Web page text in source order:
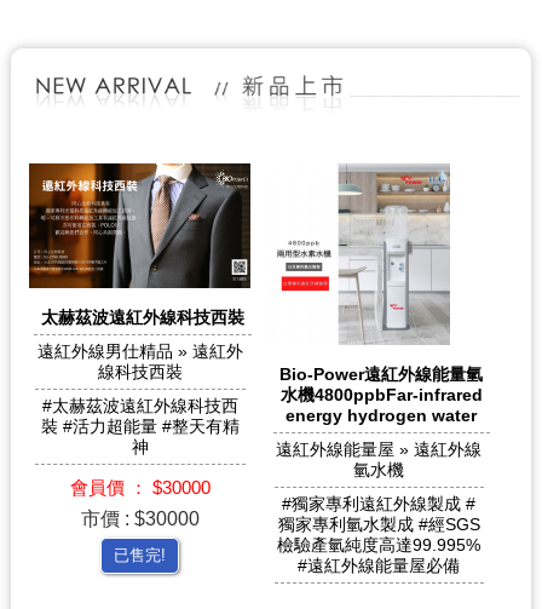
太赫茲波遠紅外線科技西裝
遠紅外線男仕精品 » 遠紅外
線科技西裝
#太赫茲波遠紅外線科技西
裝 #活力超能量 #整天有精
神
會員價 ： $30000
市價 : $30000
已售完!
Bio-Power遠紅外線能量氫
水機4800ppbFar-infrared
energy hydrogen water
遠紅外線能量屋 » 遠紅外線
氫水機
#獨家專利遠紅外線製成 #
獨家專利氫水製成 #經SGS
檢驗產氫純度高達99.995%
#遠紅外線能量屋必備